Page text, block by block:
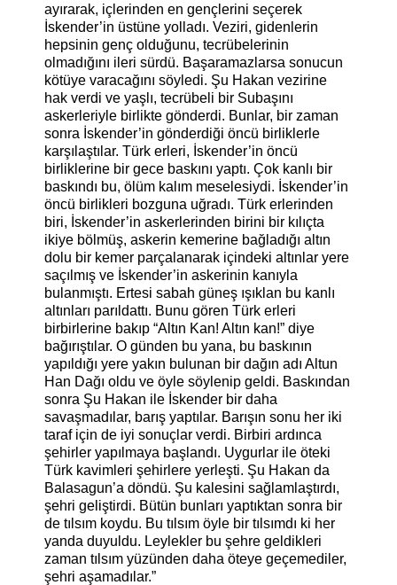
ayırarak, içlerinden en gençlerini seçerek
İskender’in üstüne yolladı. Veziri, gidenlerin
hepsinin genç olduğunu, tecrübelerinin
olmadığını ileri sürdü. Başaramazlarsa sonucun
kötüye varacağını söyledi. Şu Hakan vezirine
hak verdi ve yaşlı, tecrübeli bir Subaşını
askerleriyle birlikte gönderdi. Bunlar, bir zaman
sonra İskender’in gönderdiği öncü birliklerle
karşılaştılar. Türk erleri, İskender’in öncü
birliklerine bir gece baskını yaptı. Çok kanlı bir
baskındı bu, ölüm kalım meselesiydi. İskender’in
öncü birlikleri bozguna uğradı. Türk erlerinden
biri, İskender’in askerlerinden birini bir kılıçta
ikiye bölmüş, askerin kemerine bağladığı altın
dolu bir kemer parçalanarak içindeki altınlar yere
saçılmış ve İskender’in askerinin kanıyla
bulanmıştı. Ertesi sabah güneş ışıklan bu kanlı
altınları parıldattı. Bunu gören Türk erleri
birbirlerine bakıp “Altın Kan! Altın kan!” diye
bağırıştılar. O günden bu yana, bu baskının
yapıldığı yere yakın bulunan bir dağın adı Altun
Han Dağı oldu ve öyle söylenip geldi. Baskından
sonra Şu Hakan ile İskender bir daha
savaşmadılar, barış yaptılar. Barışın sonu her iki
taraf için de iyi sonuçlar verdi. Birbiri ardınca
şehirler yapılmaya başlandı. Uygurlar ile öteki
Türk kavimleri şehirlere yerleşti. Şu Hakan da
Balasagun’a döndü. Şu kalesini sağlamlaştırdı,
şehri geliştirdi. Bütün bunları yaptıktan sonra bir
de tılsım koydu. Bu tılsım öyle bir tılsımdı ki her
yanda duyuldu. Leylekler bu şehre geldikleri
zaman tılsım yüzünden daha öteye geçemediler,
şehri aşamadılar.”